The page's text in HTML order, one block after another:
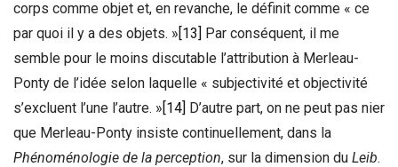
corps comme objet et, en revanche, le définit comme « ce
par quoi il y a des objets. »[13] Par conséquent, il me
semble pour le moins discutable l’attribution à Merleau-
Ponty de l’idée selon laquelle « subjectivité et objectivité
s’excluent l’une l’autre. »[14] D’autre part, on ne peut pas nier
que Merleau-Ponty insiste continuellement, dans la
Phénoménologie de la perception, sur la dimension du Leib.